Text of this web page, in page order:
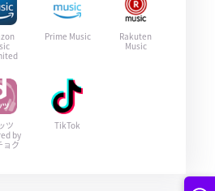
Prime Music
Rakuten
Music
ツ
by
ョク
TikTok